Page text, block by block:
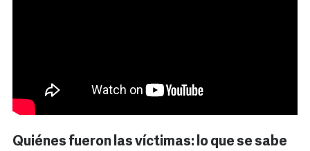
Quiénes fueron las víctimas: lo que se sabe